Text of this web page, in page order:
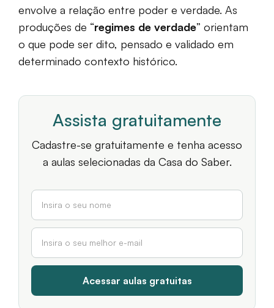
envolve a relação entre poder e verdade. As
produções de “regimes de verdade” orientam
o que pode ser dito, pensado e validado em
determinado contexto histórico.
Assista gratuitamente
Cadastre-se gratuitamente e tenha acesso
a aulas selecionadas da Casa do Saber.